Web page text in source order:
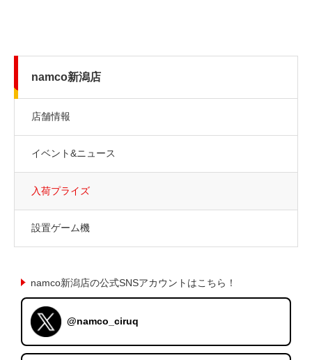
namco新潟店
店舗情報
イベント&ニュース
入荷プライズ
設置ゲーム機
namco新潟店の公式SNSアカウントはこちら！
@namco_ciruq